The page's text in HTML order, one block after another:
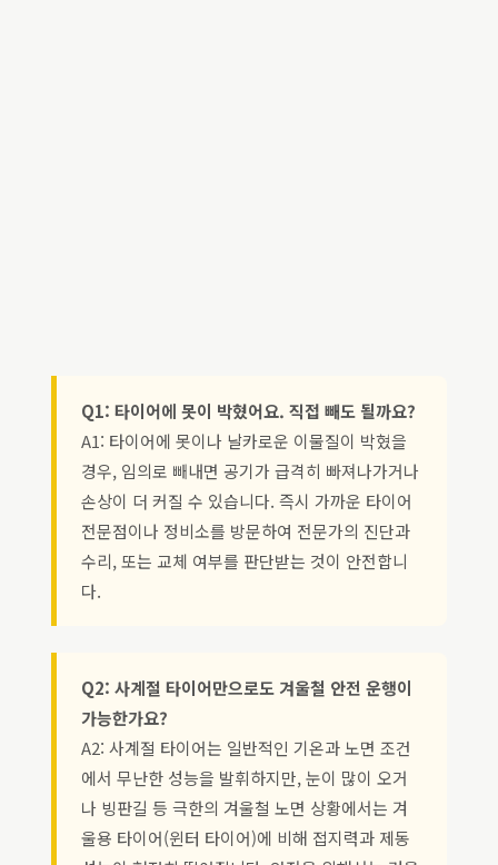
Q1: 타이어에 못이 박혔어요. 직접 빼도 될까요?
A1: 타이어에 못이나 날카로운 이물질이 박혔을
경우, 임의로 빼내면 공기가 급격히 빠져나가거나
손상이 더 커질 수 있습니다. 즉시 가까운 타이어
전문점이나 정비소를 방문하여 전문가의 진단과
수리, 또는 교체 여부를 판단받는 것이 안전합니
다.
Q2: 사계절 타이어만으로도 겨울철 안전 운행이
가능한가요?
A2: 사계절 타이어는 일반적인 기온과 노면 조건
에서 무난한 성능을 발휘하지만, 눈이 많이 오거
나 빙판길 등 극한의 겨울철 노면 상황에서는 겨
울용 타이어(윈터 타이어)에 비해 접지력과 제동